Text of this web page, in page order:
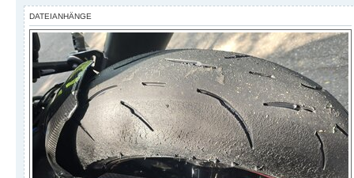
DATEIANHÄNGE